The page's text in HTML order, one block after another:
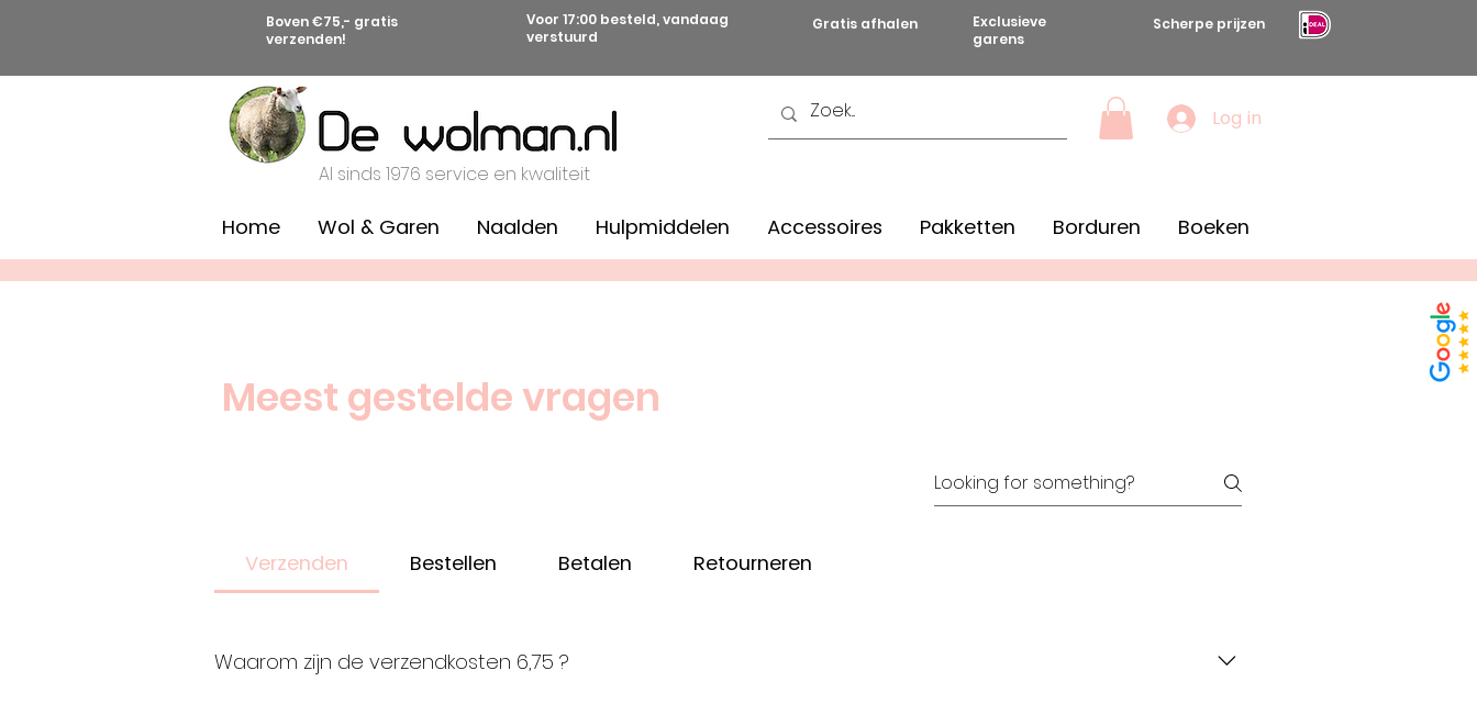
Boven €75,- gratis
verzenden!
Voor 17:00 besteld, vandaag
verstuurd
Gratis afhalen
Exclusieve
garens
Scherpe prijzen
Al sinds 1976 service en kwaliteit
Log in
Home Wol & Garen Naalden Hulpmiddelen Accessoires Pakketten Borduren Boeken
Meest gestelde vragen
Verzenden Bestellen Betalen Retourneren
Waarom zijn de verzendkosten 6,75 ?